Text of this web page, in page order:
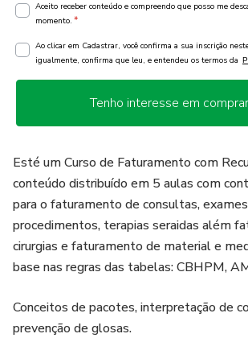
Aceito receber conteúdo e compreendo que posso me
momento. *
Ao clicar em Cadastrar, você confirma a sua inscrição
igualmente, confirma que leu, e entendeu os termos da
Tenho interesse em
Esté um Curso de Faturamento com
conteúdo distribuído em 5 aulas com
para o faturamento de consultas,
procedimentos, terapias seraidas além
cirurgias e faturamento de material e
base nas regras das tabelas: CBHPM,
Conceitos de pacotes, interpretação de
prevenção de glosas.